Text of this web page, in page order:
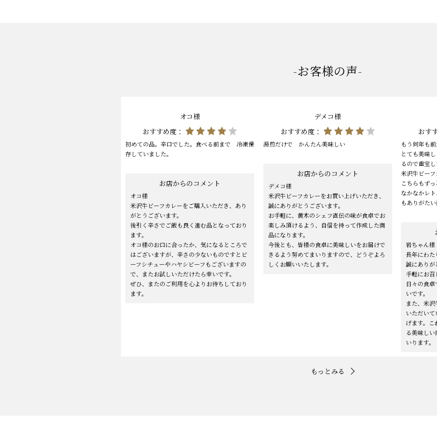
-お客様の声-
オコ様
おすすめ度：
初めての品。辛口でした。食べる前まで 冷凍保
存していました。
お店からのコメント
オコ様
米沢牛ビーフカレーをご購入いただき、あり
がとうございます。
後引く辛さでご飯も良く進む品となっており
ます。
オコ様のお口に合ったか、気になるところで
はございますが、辛さの少ないものですとビ
ーフシチューやハヤシビーフもございますの
で、またお試しいただけたら幸いです。
ぜひ、またのご利用を心よりお待ちしており
ます。
デメコ様
おすすめ度：
湯煎だけで かんたん美味しい
お店からのコメント
デメコ様
米沢牛ビーフカレーをお買い上げいただき、
誠にありがとうございます。
お手軽に、黄木のシェフ直伝の味が食卓でお
楽しみ頂けるよう、自信を持って作成した商
品になります。
今後とも、皆様の食卓に美味しいをお届けで
きるよう努めてまいりますので、どうぞよろ
しくお願いいたします。
おす
もう何年も
とても美味
るので重宝し
米沢牛ビーフ
こちらもずっ
なかなかレ
もありがたい
岩ちゃん様
長年にわた
誠にありが
手軽にお召
日々の食
いです。
また、米
いただい
げます。
る美味し
いります。
もっとみる